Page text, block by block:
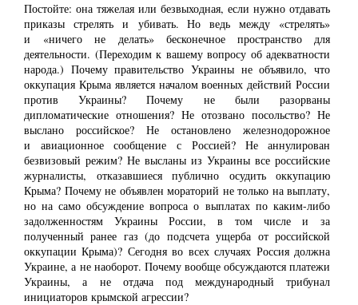
Постойте: она тяжелая или безвыходная, если нужно отдавать
приказы стрелять и убивать. Но ведь между «стрелять»
и «ничего не делать» бесконечное пространство для
деятельности. (Переходим к вашему вопросу об адекватности
народа.) Почему правительство Украины не объявило, что
оккупация Крыма является началом военных действий России
против Украины? Почему не были разорваны
дипломатические отношения? Не отозвано посольство? Не
выслано российское? Не остановлено железнодорожное
и авиационное сообщение с Россией? Не аннулирован
безвизовый режим? Не высланы из Украины все российские
журналисты, отказавшиеся публично осудить оккупацию
Крыма? Почему не объявлен мораторий не только на выплату,
но на само обсуждение вопроса о выплатах по каким-либо
задолженностям Украины России, в том числе и за
полученный ранее газ (до подсчета ущерба от российской
оккупации Крыма)? Сегодня во всех случаях Россия должна
Украине, а не наоборот. Почему вообще обсуждаются платежи
Украины, а не отдача под международный трибунал
инициаторов крымской агрессии?